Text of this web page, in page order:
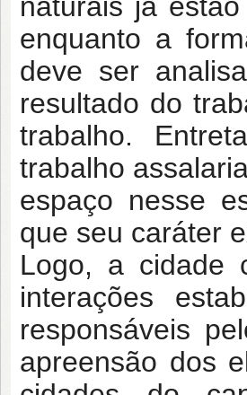
enquanto a
deve ser
resultado do
trabalho.
trabalho
espaço nesse
que seu caráter
Logo, a cidade
interações
responsáveis
apreensão dos